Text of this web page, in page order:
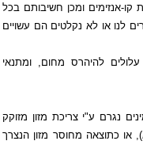
קו-אנזימים ומכן חשיבותם בכל
לנו או לא נקלטים הם עשויים
עלולים להיהרס מחום, ומתנאי
נגרם ע"י צריכת מזון מזוקק
או כתוצאה מחוסר מזון הנצרך